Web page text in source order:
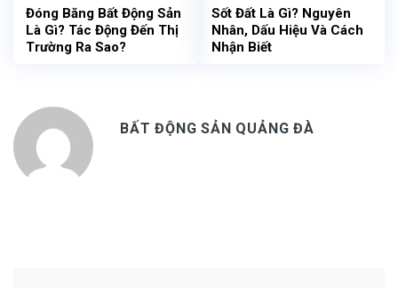
Đóng Băng Bất Động Sản
Là Gì? Tác Động Đến Thị
Trường Ra Sao?
Sốt Đất Là Gì? Nguyên
Nhân, Dấu Hiệu Và Cách
Nhận Biết
BẤT ĐỘNG SẢN QUẢNG ĐÀ